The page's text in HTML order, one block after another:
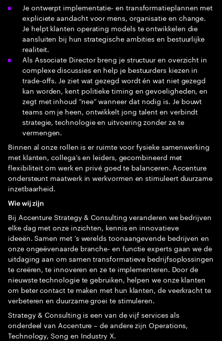
Je ontwerpt implementatie‑ en transformatieplannen met
expliciete aandacht voor mens, organisatie en change.
Je helpt klanten operating models te ontwikkelen die
aansluiten bij hun strategische ambities en bestuurlijke
realiteit.
Als Associate Director breng je structuur en overzicht in
complexe discussies en help je bestuurders kiezen in
trade-offs. Je ziet wat gezegd wordt én wat niet gezegd
kan worden, kent politieke timing en gevoeligheden, en
zegt met inhoud “nee” wanneer dat nodig is. Je bouwt
teams om je heen, ontwikkelt jong talent en verbindt
strategie, technologie en uitvoering zonder ze te
vermengen.
Binnen al onze rollen is er ruimte voor fysieke samenwerking
met klanten, collega’s en leiders, gecombineerd met
flexibiliteit om werk en privé goed te balanceren. Accenture
ondersteunt maatwerk in werkvormen en stimuleert duurzame
inzetbaarheid.
Wie wij zijn
Bij Accenture Strategy & Consulting veranderen we bedrijven
elke dag met onze inzichten, kennis en innovatieve
ideeën. Samen met ’s werelds toonaangevende bedrijven en
onze ongeëvenaarde branche- en functie experts gaan we de
uitdaging aan om samen transformatieve bedrijfsoplossingen
te creëren, te innoveren en ze te implementeren. Door de
nieuwste technologie te gebruiken, helpen we onze klanten
om beter contact te maken met hun klanten, de veerkracht te
verbeteren en duurzame groei te stimuleren.
Strategy & Consulting is een van de vijf services als
onderdeel van Accenture – de andere zijn Operations,
Technology, Song en Industry X.